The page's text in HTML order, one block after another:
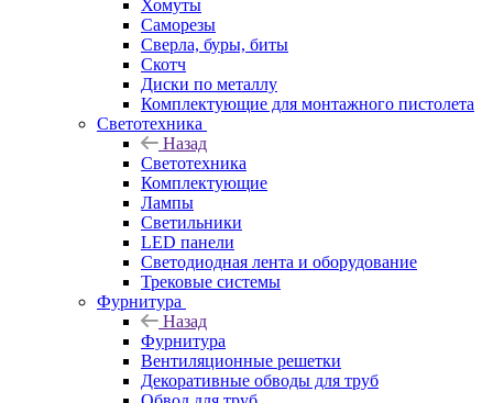
Хомуты
Саморезы
Сверла, буры, биты
Скотч
Диски по металлу
Комплектующие для монтажного пистолета
Светотехника
Назад
Светотехника
Комплектующие
Лампы
Светильники
LED панели
Светодиодная лента и оборудование
Трековые системы
Фурнитура
Назад
Фурнитура
Вентиляционные решетки
Декоративные обводы для труб